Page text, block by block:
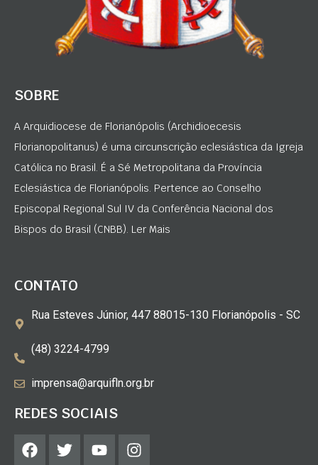
SOBRE
A Arquidiocese de Florianópolis (Archidioecesis
Florianopolitanus) é uma circunscrição eclesiástica da Igreja
Católica no Brasil. É a Sé Metropolitana da Província
Eclesiástica de Florianópolis. Pertence ao Conselho
Episcopal Regional Sul IV da Conferência Nacional dos
Bispos do Brasil (CNBB). Ler Mais
CONTATO
Rua Esteves Júnior, 447 88015-130 Florianópolis - SC
(48) 3224-4799
imprensa@arquifln.org.br
REDES SOCIAIS